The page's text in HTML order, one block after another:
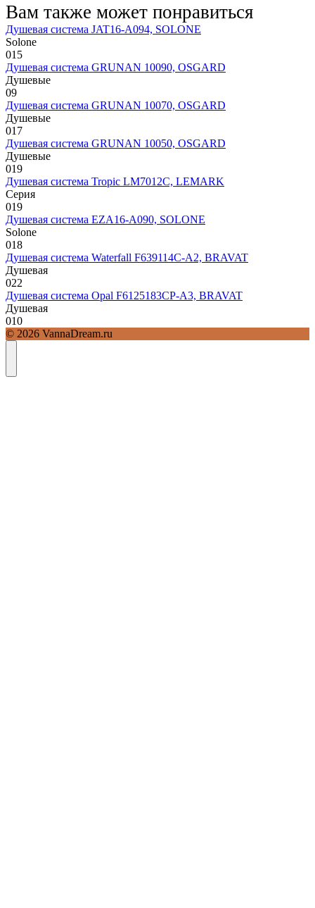
Вам также может понравиться
Душевая система JAT16-A094, SOLONE
Solone
015
Душевая система GRUNAN 10090, OSGARD
Душевые
09
Душевая система GRUNAN 10070, OSGARD
Душевые
017
Душевая система GRUNAN 10050, OSGARD
Душевые
019
Душевая система Tropic LM7012C, LEMARK
Серия
019
Душевая система EZA16-A090, SOLONE
Solone
018
Душевая система Waterfall F639114C-A2, BRAVAT
Душевая
022
Душевая система Opal F6125183CP-A3, BRAVAT
Душевая
010
© 2026 VannaDream.ru